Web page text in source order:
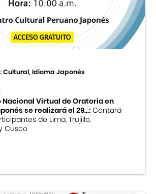
Peruano Japonés
Inmigración Japonesa
Japonés
Cultural, Idioma Japonés
Nacional Virtual de Oratoria en
se realizará el 29...:Contará
de Lima, Trujillo,
Cusco